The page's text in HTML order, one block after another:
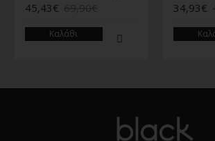
45,43€
Καλάθι
34,93€